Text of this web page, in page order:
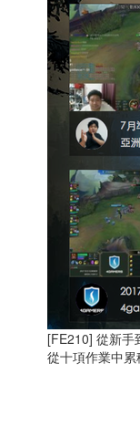
[FE210] 從新手
從十項作業中